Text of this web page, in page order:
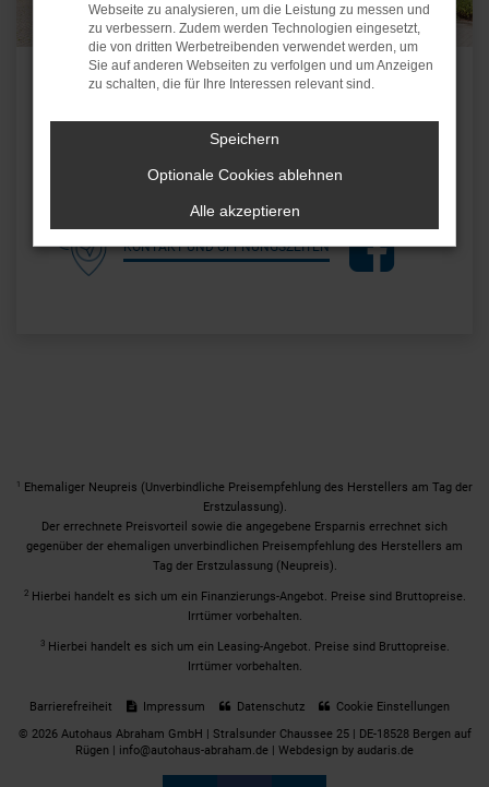
KONTAKT UND ÖFFNUNGSZEITEN
1 Ehemaliger Neupreis (Unverbindliche Preisempfehlung des Herstellers am Tag der
Erstzulassung).
Der errechnete Preisvorteil sowie die angegebene Ersparnis errechnet sich
gegenüber der ehemaligen unverbindlichen Preisempfehlung des Herstellers am
Tag der Erstzulassung (Neupreis).
2 Hierbei handelt es sich um ein Finanzierungs-Angebot. Preise sind Bruttopreise.
Irrtümer vorbehalten.
3 Hierbei handelt es sich um ein Leasing-Angebot. Preise sind Bruttopreise.
Irrtümer vorbehalten.
Barrierefreiheit Impressum Datenschutz
Cookie Einstellungen
© 2026 Autohaus Abraham GmbH | Stralsunder Chaussee 25 | DE-18528 Bergen auf
Rügen | info@autohaus-abraham.de | Webdesign by audaris.de
Webseite zu analysieren, um die Leistung zu messen und
zu verbessern. Zudem werden Technologien eingesetzt,
die von dritten Werbetreibenden verwendet werden, um
Sie auf anderen Webseiten zu verfolgen und um Anzeigen
zu schalten, die für Ihre Interessen relevant sind.
Speichern
Optionale Cookies ablehnen
Alle akzeptieren